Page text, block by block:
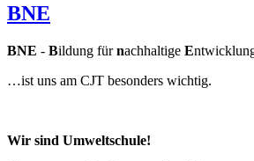
BNE
BNE - Bildung fürnachhaltige E
…ist uns am CJT besonders wichtig.
Wir sind Umweltschule!